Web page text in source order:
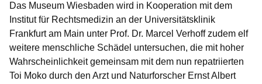
Das Museum Wiesbaden wird in Kooperation mit dem
Institut für Rechtsmedizin an der Universitätsklinik
Frankfurt am Main unter Prof. Dr. Marcel Verhoff zudem elf
weitere menschliche Schädel untersuchen, die mit hoher
Wahrscheinlichkeit gemeinsam mit dem nun repatriierten
Toi Moko durch den Arzt und Naturforscher Ernst Albert